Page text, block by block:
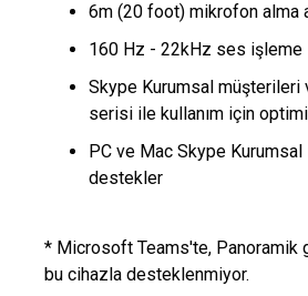
6m (20 foot) mikrofon alma
160 Hz - 22kHz ses işleme
Skype Kurumsal müşterileri
serisi ile kullanım için
PC ve Mac Skype
destekler
* Microsoft Teams'te, Panoramik
bu cihazla desteklenmiyor.